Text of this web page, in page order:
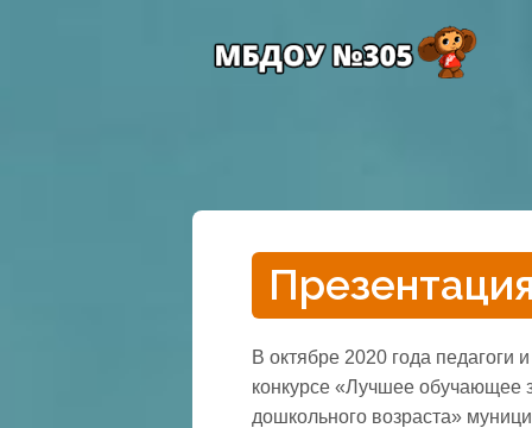
В октябре 2020 года
конкурсе «Лучшее обучающее
дошкольного возраста»